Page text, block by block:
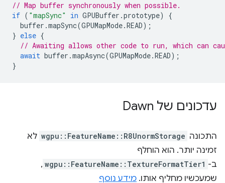
// Map buffer synchronously when possible.
if ( "mapSync" in GPUBuffer .prototype)
{
buffer .mapSync(GPUMapMode.READ);
} else {
// Awaiting allows other code to run, which can
await buffer .mapAsync(GPUMapMode.READ);
}
עדכונים של Dawn
התכונה wgpu::FeatureName::R8UnormStorage לא
זמינה יותר. הוא הוחלף
ב- wgpu::FeatureName::TextureFormatTier1
,
שמעכשיו מחליף אותו. מידע נוסף